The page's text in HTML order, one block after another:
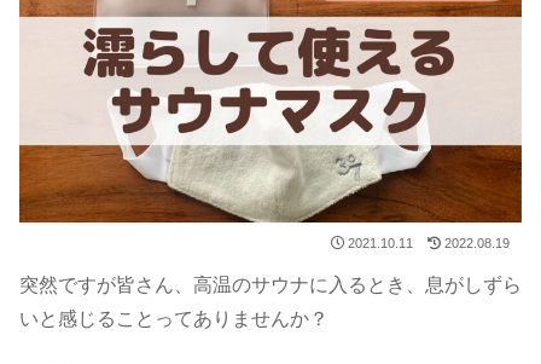
2021.10.11 2022.08.19
突然ですが皆さん、高温のサウナに入るとき、息がしずら
いと感じることってありませんか？